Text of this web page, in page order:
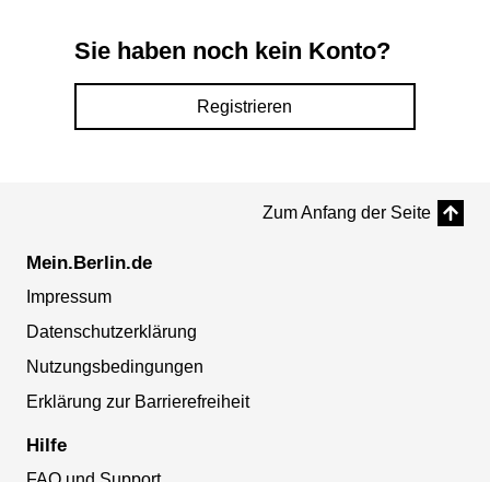
Sie haben noch kein Konto?
Registrieren
Zum Anfang der Seite
Mein.Berlin.de
Impressum
Datenschutzerklärung
Nutzungsbedingungen
Erklärung zur Barrierefreiheit
Hilfe